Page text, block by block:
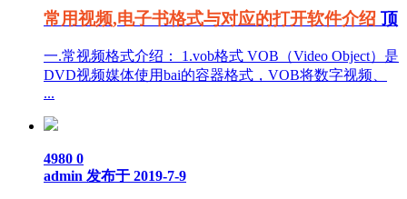
常用视频,电子书格式与对应的打开软件介绍 顶
一.常视频格式介绍： 1.vob格式 VOB（Video Object）是
DVD视频媒体使用bai的容器格式，VOB将数字视频、
...
4980 0
admin 发布于 2019-7-9